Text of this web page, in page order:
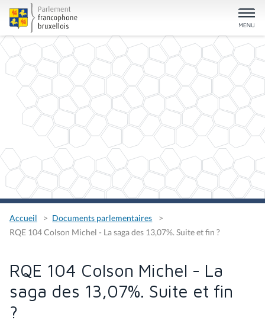
Accueil
Documents parlementaires
RQE 104 Colson Michel - La saga des 13,07%. Suite et fin ?
RQE 104 Colson Michel - La
saga des 13,07%. Suite et fin
?